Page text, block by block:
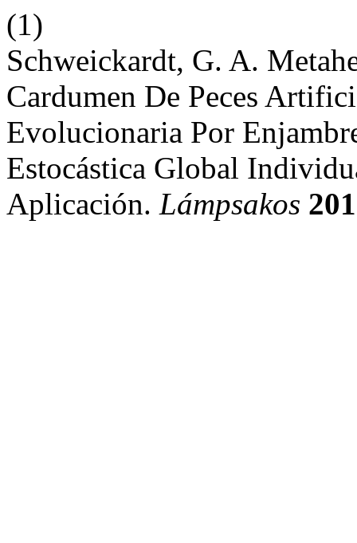
(1)
Schweickardt, G. A.
Cardumen De Peces
Evolucionaria Por
Estocástica Global
Aplicación. Lámpsakos